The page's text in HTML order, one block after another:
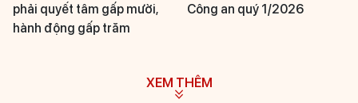
phải quyết tâm gấp mười,
hành động gấp trăm
Công an quý 1/2026
XEM THÊM